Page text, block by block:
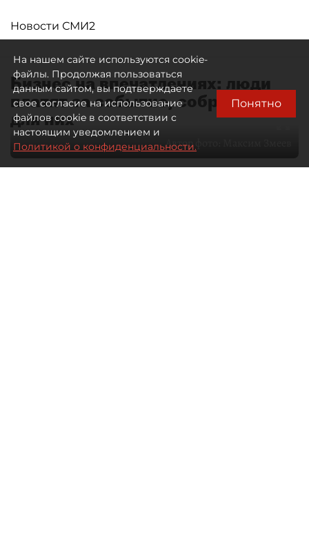
Новости СМИ2
Бизнес на впечатлениях: люди
платят за событие, собранное
для них
Автор фото:
На нашем сайте используются cookie-
файлы. Продолжая пользоваться
данным сайтом, вы подтверждаете
свое согласие на использование
файлов cookie в соответствии с
настоящим уведомлением и
Политикой о конфиденциальности.
Понятно